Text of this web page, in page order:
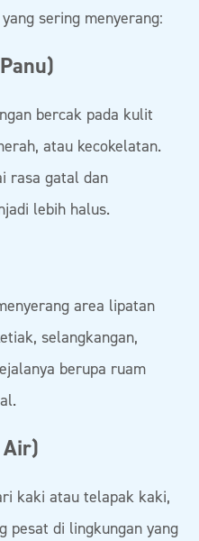
sering menyerang:
bercak pada kulit
atau kecokelatan.
rasa gatal dan
lebih halus.
area lipatan
selangkangan,
berupa ruam
Air)
kaki atau telapak kaki,
pesat di lingkungan yang